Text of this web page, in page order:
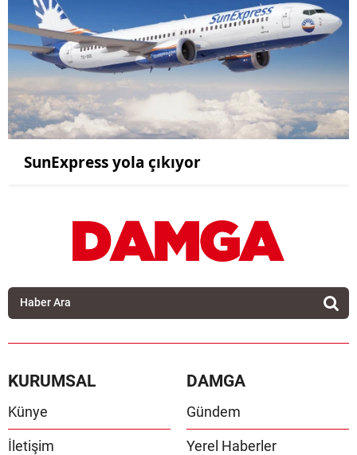
SunExpress yola çıkıyor
KURUMSAL
Künye
İletişim
DAMGA
Gündem
Yerel Haberler